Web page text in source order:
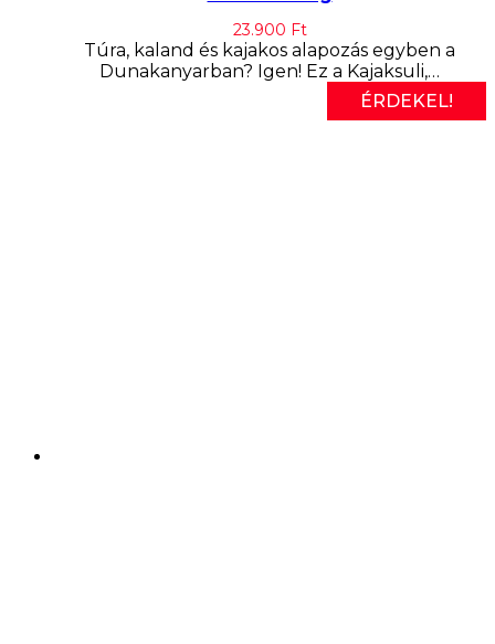
23.900 Ft
Túra, kaland és kajakos alapozás egyben a
Dunakanyarban? Igen! Ez a Kajaksuli,…
ÉRDEKEL!